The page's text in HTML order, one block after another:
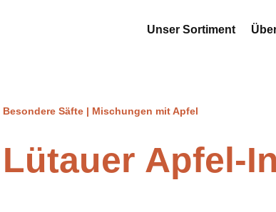
Unser Sortiment
Besondere Säfte| Mischungen mit Apfel
Lütauer Apfel-